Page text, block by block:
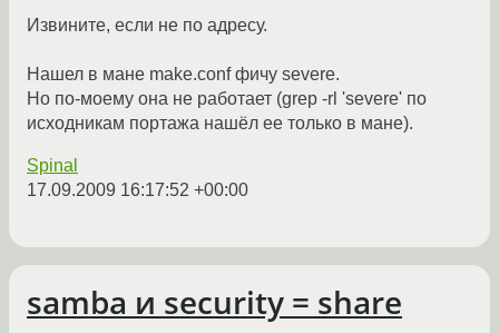
Извините, если не по адресу.
Нашел в мане make.conf фичу severe.
Но по-моему она не работает (grep -rl 'severe' по
исходникам портажа нашёл ее только в мане).
Spinal
17.09.2009 16:17:52 +00:00
samba и security = share